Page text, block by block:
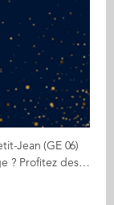
Jean (GE 06)
- 22 DECEMBRE - A Munich ou de passage ? Profitez des bûches de Noël à la française ! - Authentique, fait maison, gourmand - Une adresse munichoise pour vous régaler ! Au delà des délicieux et traditionnels baguettes, croissants et pains au chocolat, la Boulangerie "Claude et Julien" crée des pâtisseries gourmandes, dont les fameuses bûches de Noël. 100% de ces produits sont faits maison ! La Boulangerie importe également des produits d'épicerie française auprès de petits producteurs de qualité : vins (dont champagne), charcuterie (saucissons, terrines, foie gras), confitures, crème de marron, etc. Pour Noël, vous trouverez des bûches pour tous les goûts : Pomme, vanille, caramel, Pistache, framboise, Chocolat, panna cotta, chocolat blanc, et bien d'autres... Sans oublier la galette des rois en janvier ! "Un coin de France au cœur de Munich ! Notre boulangerie vous accueille pour une pause gourmande avec des tables à l'intérieur comme à l'extérieur. Près de Ostbahnhof, la Boulangerie "Claude et Julien" se situe à Elsaesser Str. 25, 81667 Munich. Une authenticité à l’accent français avec un savoir-faire artisanal !" Mon aventure a commencé… en 2017 en association avec un maître pâtissier français rencontré à Munich, avec la volonté de faire rayonner la boulangerie / pâtisserie française sur le marché munichois, aussi bien auprès des français expatriés que de la clientèle locale. Ouverture du premier local dans le quartier français de Munich : boulangerie, pâtisserie, café, épicerie fine. Un 2eme établissement a ouvert en 2022. Aujourd'hui, nous avons 15 employés et réalisons plus d'un million de CA. En savoir plus : facebook.com/ClaudeetJulien Contact : cj@claude-julien.de (Re)Découvrez votre CALENDRIER DE L'AVENT ici